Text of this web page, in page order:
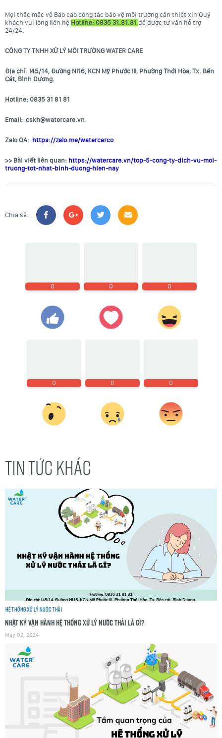
Mọi thắc mắc về Báo cáo công tác bảo vệ môi trường cần thiết xin Quý
khách vui lòng liên hệ Hotline: 0835 31.81.81 để được tư vấn hỗ trợ
24/24.
CÔNG TY TNHH XỬ LÝ MÔI TRƯỜNG WATER CARE
Địa chỉ: I45/14, Đường NI16, KCN Mỹ Phước III, Phường Thới Hòa, Tx. Bến
Cát, Bình Dương.
Hotline: 0835 31 81 81
Email: cskh@watercare.vn
Zalo OA: https://zalo.me/watercarco
>> Bài viết liên quan: https://watercare.vn/top-5-cong-ty-dich-vu-moi-
truong-tot-nhat-binh-duong-hien-nay
Chia sẻ:
0 0 0
0 0 0
TIN TỨC KHÁC
Hệ thống xử lý nước thải
Nhật ký vận hành hệ thống xử lý nước thải là gì?
May 02, 2024